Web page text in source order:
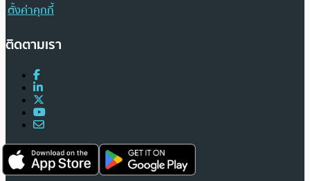
ตั้งค่าคุกกี้
ติดตามเรา